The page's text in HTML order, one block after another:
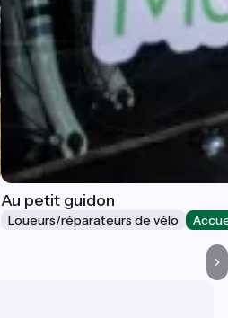
Au petit guidon
Loueurs/réparateurs de vélo